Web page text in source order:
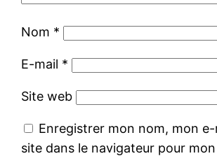
Nom *
E-mail *
Site web
Enregistrer mon nom, mon
site dans le navigateur pour